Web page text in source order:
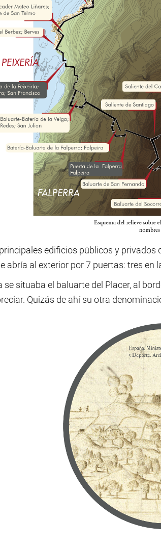
edificios públicos y privados
abría al exterior por 7 puertas: tres en
se situaba el baluarte del Placer, al
Quizás de ahí su otra